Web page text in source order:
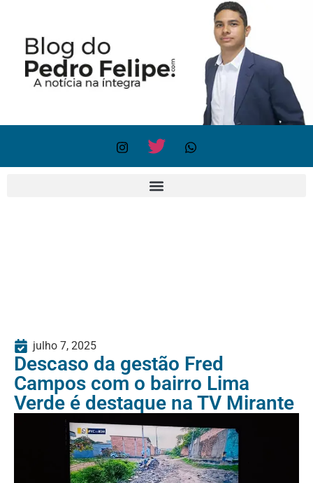
julho 7, 2025
Descaso da gestão Fred
Campos com o bairro Lima
Verde é destaque na TV Mirante